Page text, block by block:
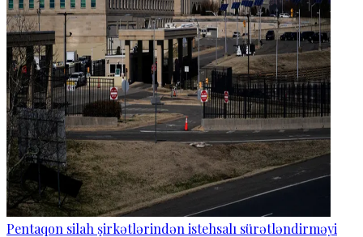
Pentaqon silah şirkətlərindən istehsalı sürətləndirməyi